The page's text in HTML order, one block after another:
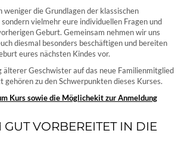
die Grundlagen der klassischen
vielmehr eure individuellen Fragen und
Geburt. Gemeinsam nehmen wir uns
diesmal besonders beschäftigen und bereiten
eures nächsten Kindes vor.
älterer Geschwister auf das neue Familienmitglied
gehören zu den Schwerpunkten dieses Kurses.
Kurs sowie die Möglichekit zur Anmeldung
VORBEREITET IN DIE